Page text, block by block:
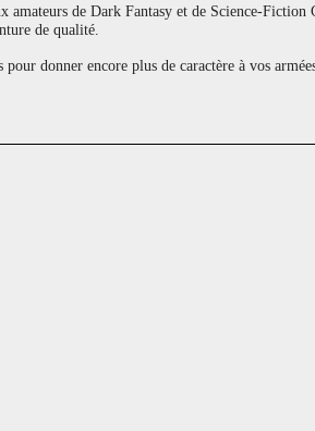
de Dark Fantasy et de Science-
de qualité.
donner encore plus de caractère à vos